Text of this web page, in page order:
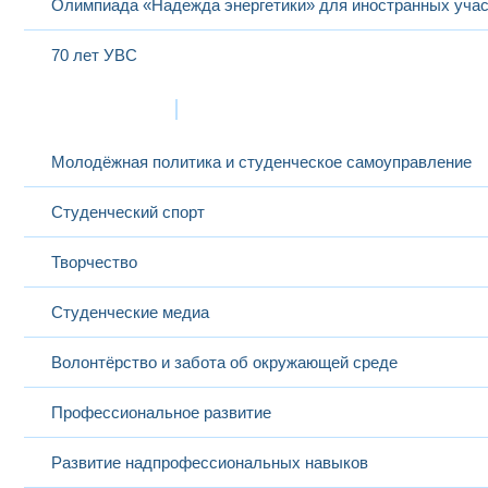
Олимпиада «Надежда энергетики» для иностранных
70 лет УВС
Молодёжная политика и студенческое самоуправление
Студенческий спорт
Творчество
Студенческие медиа
Волонтёрство и забота об окружающей среде
Профессиональное развитие
Развитие надпрофессиональных навыков